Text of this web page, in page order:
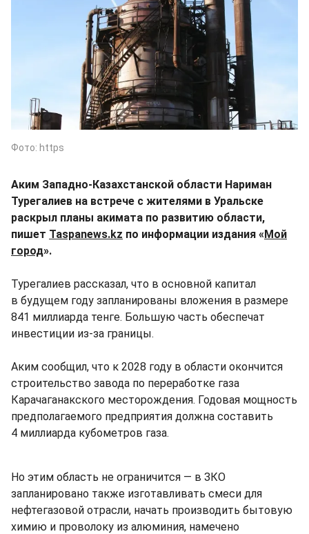
Фото: https
Аким Западно-Казахстанской области Нариман
Турегалиев на встрече с жителями в Уральске
раскрыл планы акимата по развитию области,
пишет Taspanews.kz по информации издания «Мой
город».
Турегалиев рассказал, что в основной капитал
в будущем году запланированы вложения в размере
841 миллиарда тенге. Большую часть обеспечат
инвестиции из-за границы.
Аким сообщил, что к 2028 году в области окончится
строительство завода по переработке газа
Карачаганакского месторождения. Годовая мощность
предполагаемого предприятия должна составить
4 миллиарда кубометров газа.
Но этим область не ограничится — в ЗКО
запланировано также изготавливать смеси для
нефтегазовой отрасли, начать производить бытовую
химию и проволоку из алюминия, намечено